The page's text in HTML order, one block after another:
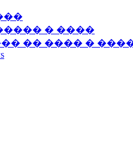
� ����
�� ���� �